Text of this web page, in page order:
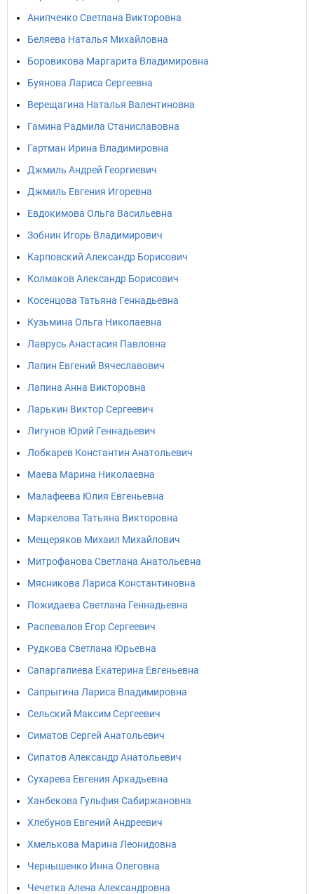
Анипченко Светлана Викторовна
Беляева Наталья Михайловна
Боровикова Маргарита Владимировна
Буянова Лариса Сергеевна
Верещагина Наталья Валентиновна
Гамина Радмила Станиславовна
Гартман Ирина Владимировна
Джмиль Андрей Георгиевич
Джмиль Евгения Игоревна
Евдокимова Ольга Васильевна
Зобнин Игорь Владимирович
Карповский Александр Борисович
Колмаков Александр Борисович
Косенцова Татьяна Геннадьевна
Кузьмина Ольга Николаевна
Лаврусь Анастасия Павловна
Лапин Евгений Вячеславович
Лапина Анна Викторовна
Ларькин Виктор Сергеевич
Лигунов Юрий Геннадьевич
Лобкарев Константин Анатольевич
Маева Марина Николаевна
Малафеева Юлия Евгеньевна
Маркелова Татьяна Викторовна
Мещеряков Михаил Михайлович
Митрофанова Светлана Анатольевна
Мясникова Лариса Константиновна
Пожидаева Светлана Геннадьевна
Распевалов Егор Сергеевич
Рудкова Светлана Юрьевна
Сапаргалиева Екатерина Евгеньевна
Сапрыгина Лариса Владимировна
Сельский Максим Сергеевич
Симатов Сергей Анатольевич
Сипатов Александр Анатольевич
Сухарева Евгения Аркадьевна
Ханбекова Гульфия Сабиржановна
Хлебунов Евгений Андреевич
Хмелькова Марина Леонидовна
Чернышенко Инна Олеговна
Чечетка Алена Александровна